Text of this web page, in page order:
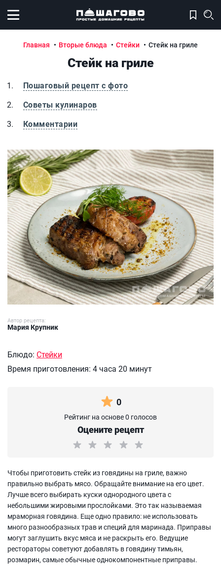
Открыть меню
Главная Вторые блюда Стейки Стейк на гриле
Стейк на гриле
Пошаговый рецепт с фото
Советы кулинаров
Комментарии
Стейк на гриле
Автор рецепта:
Мария Крупник
Блюдо: Стейки
Время приготовления: 4 часа 20 минут
0
Рейтинг на основе 0 голосов
Оцените рецепт
Чтобы приготовить стейк из говядины на гриле, важно
правильно выбрать мясо. Обращайте внимание на его цвет.
Лучше всего выбирать куски однородного цвета с
небольшими жировыми прослойками. Это так называемая
мраморная говядина. Еще одно правило: не использовать
много разнообразных трав и специй для маринада. Приправы
могут заглушить вкус мяса и не раскрыть его. Ведущие
рестораторы советуют добавлять в говядину тимьян,
розмарин, самые обычные однокомпонентные приправы.